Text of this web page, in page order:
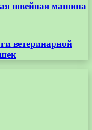
швейная машина
ветеринарной